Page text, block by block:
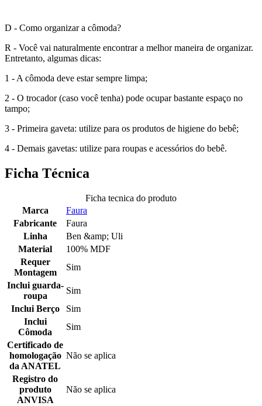
D - Como organizar a cômoda?
R - Você vai naturalmente encontrar a melhor maneira de organizar.
Entretanto, algumas dicas:
1 - A cômoda deve estar sempre limpa;
2 - O trocador (caso você tenha) pode ocupar bastante espaço no
tampo;
3 - Primeira gaveta: utilize para os produtos de higiene do bebê;
4 - Demais gavetas: utilize para roupas e acessórios do bebê.
Ficha Técnica
Ficha tecnica do produto
Marca
Faura
Fabricante
Faura
Linha
Ben &amp; Uli
Material
100% MDF
Requer
Montagem
Sim
Inclui guarda-
roupa
Sim
Inclui Berço
Sim
Inclui
Cômoda
Sim
Certificado de
homologação
da ANATEL
Não se aplica
Registro do
produto
ANVISA
Não se aplica